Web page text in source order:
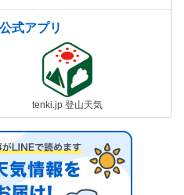
式アプリ
tenki.jp 登山天気